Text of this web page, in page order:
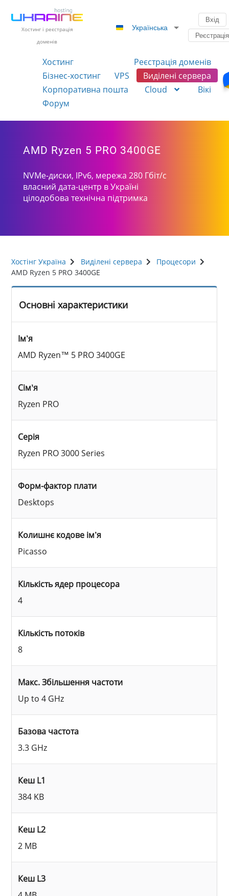
Хостинг і реєстрація
доменів
Українська
Вхід
Реєстрація
Хостинг
Реєстрація доменів
Бізнес-хостинг
VPS
Виділені сервера
Корпоративна пошта
Cloud
Вікі
Форум
AMD Ryzen 5 PRO 3400GE
NVMe-диски, IPv6, мережа 280 Гбіт/с
власний дата-центр в Україні
цілодобова технічна підтримка
Хостінг Україна Виділені сервера
Процесори
AMD Ryzen 5 PRO 3400GE
Основні характеристики
Ім’я
AMD Ryzen™ 5 PRO 3400GE
Сімʼя
Ryzen PRO
Серія
Ryzen PRO 3000 Series
Форм-фактор плати
Desktops
Колишнє кодове ім’я
Picasso
Кількість ядер процесора
4
Кількість потоків
8
Макс. Збільшення частоти
Up to 4 GHz
Базова частота
3.3 GHz
Кеш L1
384 KB
Кеш L2
2 MB
Кеш L3